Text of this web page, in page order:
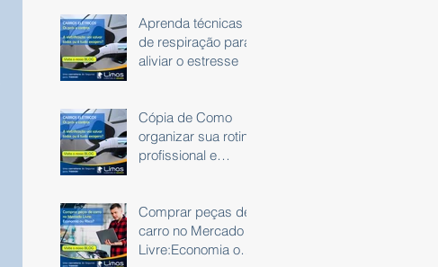
Aprenda técnicas
de respiração para
aliviar o estresse
Cópia de Como
organizar sua rotina
profissional e
Comprar peças de
carro no Mercado
Livre:Economia ou